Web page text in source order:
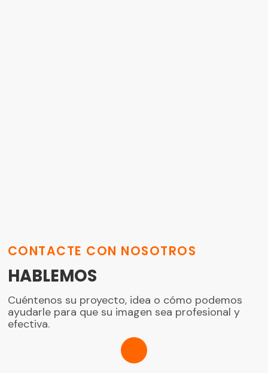
CONTACTE CON NOSOTROS
HABLEMOS
Cuéntenos su proyecto, idea o cómo podemos
ayudarle para que su imagen sea profesional y
efectiva.